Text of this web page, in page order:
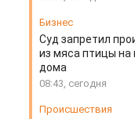
Бизнес
Суд запретил
из мяса птицы
дома
08:43, сегодня
Происшествия